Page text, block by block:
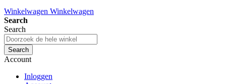
Toon prijzen Incl. BTW
Toon prijzen Excl. BTW
Winkelwagen Winkelwagen
Search
Search
Search
Account
Inloggen